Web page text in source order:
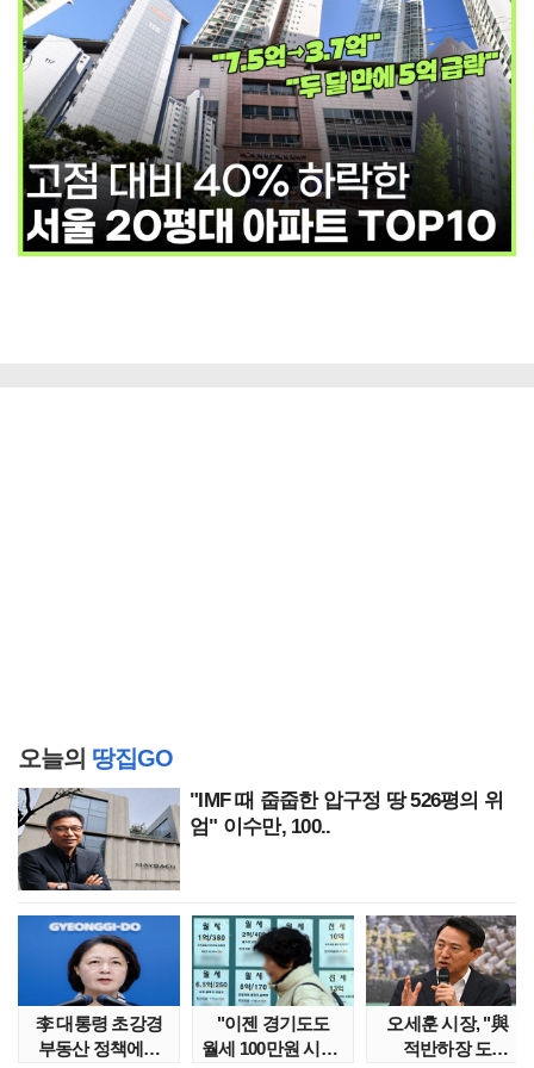
오늘의 땅집GO
"IMF 때 줍줍한 압구정 땅 526평의 위
엄" 이수만, 100..
李 대통령 초강경
부동산 정책에…
"이젠 경기도도
월세 100만원 시대"
오세훈 시장, "與
적반하장 도